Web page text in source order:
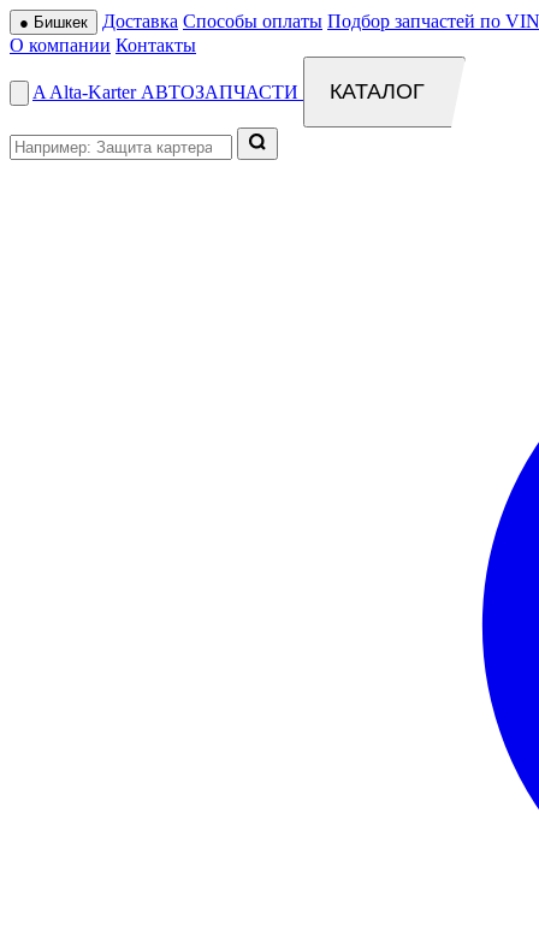
● Бишкек Доставка Способы оплаты Подбор запчастей по
О компании Контакты
A Alta-Karter АВТОЗАПЧАСТИ КАТАЛОГ